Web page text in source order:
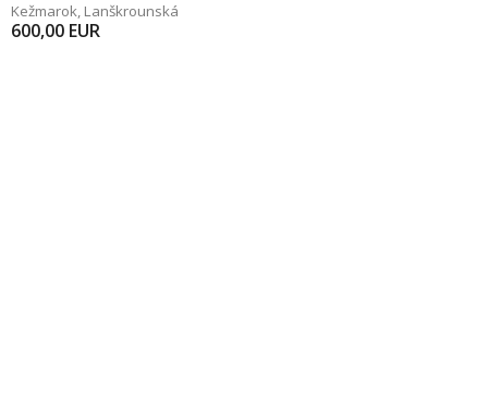
Kežmarok, Lanškrounská
600,00 EUR